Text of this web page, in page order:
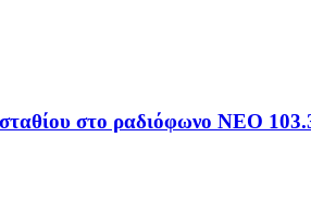
στο ραδιόφωνο NEO